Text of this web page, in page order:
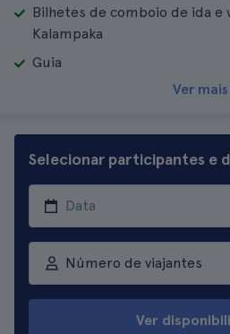
Bilhetes de comboio de ida e
Kalampaka
Guia
Ver mais
Selecionar participantes e
Número de viajantes
Ver